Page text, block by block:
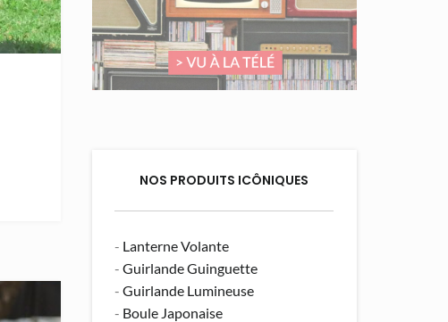
NOS PRODUITS ICÔNIQUES
- Lanterne Volante
-Guirlande Guinguette
-Guirlande Lumineuse
- Boule Japonaise